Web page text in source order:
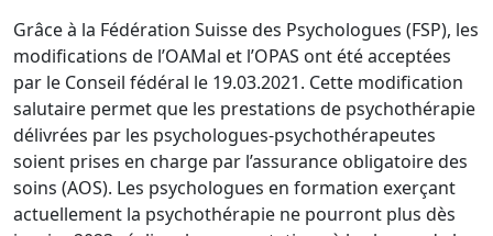
Grâce à la Fédération Suisse des Psychologues (FSP), les
modifications de l’OAMal et l’OPAS ont été acceptées
par le Conseil fédéral le 19.03.2021. Cette modification
salutaire permet que les prestations de psychothérapie
délivrées par les psychologues-psychothérapeutes
soient prises en charge par l’assurance obligatoire des
soins (AOS). Les psychologues en formation exerçant
actuellement la psychothérapie ne pourront plus dès